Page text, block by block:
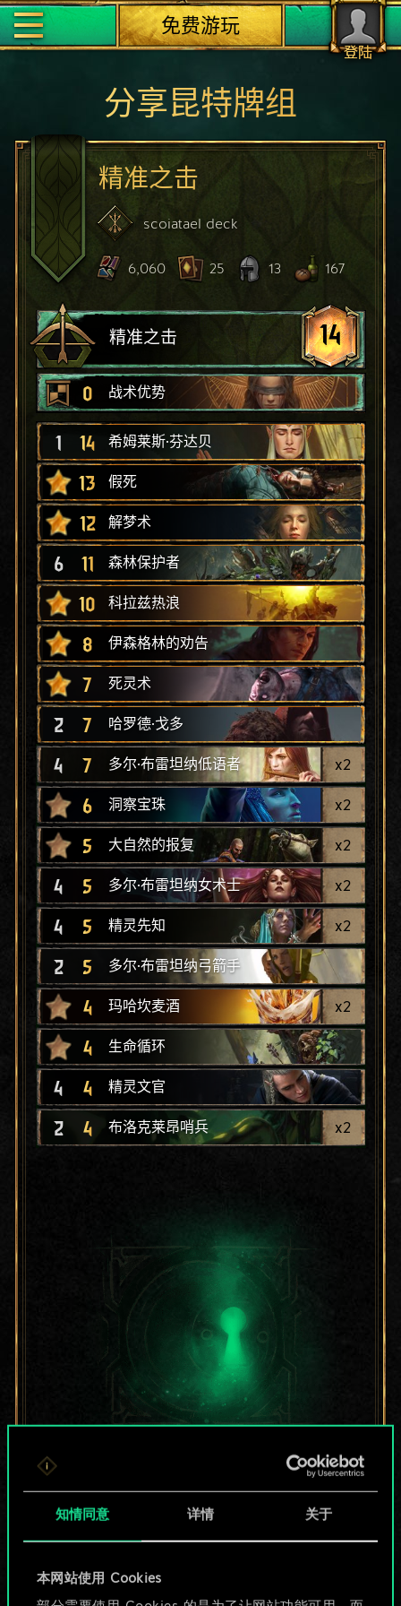
知情同意 详情 关于
本网站使用 Cookies
登陆
免费游玩
分享昆特牌组
精准之击
scoiatael deck
6,060 25 13 167
精准之击 14
0 战术优势
1 14 希姆莱斯·芬达贝
13 假死
12 解梦术
6 11 森林保护者
10 科拉兹热浪
8 伊森格林的劝告
7 死灵术
2 7 哈罗德·戈多
4 7 多尔·布雷坦纳低语者 x2
6 洞察宝珠 x2
5 大自然的报复 x2
4 5 多尔·布雷坦纳女术士 x2
4 5 精灵先知 x2
2 5 多尔·布雷坦纳弓箭手
4 玛哈坎麦酒 x2
4 生命循环
4 4 精灵文官
2 4 布洛克莱昂哨兵 x2
目前只是分享了一套
牌，但能做的不止这